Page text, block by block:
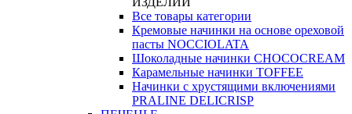
Все товары категории
Кремовые начинки на основе ореховой
пасты NOCCIOLATA
Шоколадные начинки CHOCOCREAM
Карамельные начинки TOFFEE
Начинки с хрустящими включениями
PRALINE DELICRISP